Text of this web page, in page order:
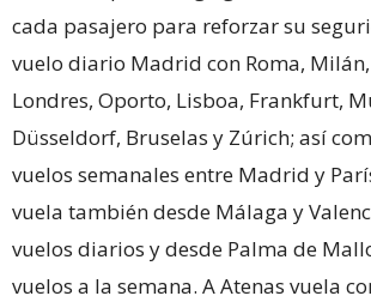
cada pasajero para reforzar su
vuelo diario Madrid con Roma, Milán,
Londres, Oporto, Lisboa, Frankfurt,
Düsseldorf, Bruselas y Zúrich; así
vuelos semanales entre Madrid y
vuela también desde Málaga y
vuelos diarios y desde Palma de
vuelos a la semana. A Atenas vuela